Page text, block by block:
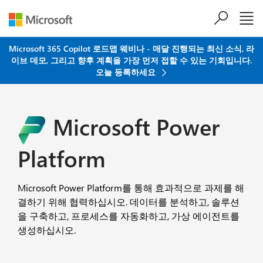
Microsoft 365 Copilot 로드맵 웨비나 - 매달 진행되는 최신 소식, 라
이브 데모, 그리고 향후 계획을 가장 먼저 접할 수 있는 기회입니다.
오늘 등록하세요
Microsoft Power
Platform
Microsoft Power Platform를 통해 효과적으로 과제를 해
결하기 위해 협력하십시오. 데이터를 분석하고, 솔루션
을 구축하고, 프로세스를 자동화하고, 가상 에이전트를
생성하십시오.